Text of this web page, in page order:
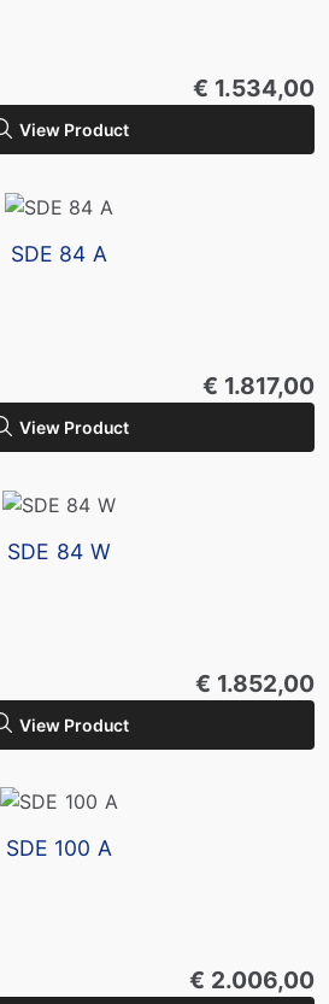
€ 1.534,00
View Product
SDE 84 A
€ 1.817,00
View Product
SDE 84 W
€ 1.852,00
View Product
SDE 100 A
€ 2.006,00